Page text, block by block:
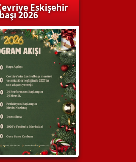
Eskişehir
2026